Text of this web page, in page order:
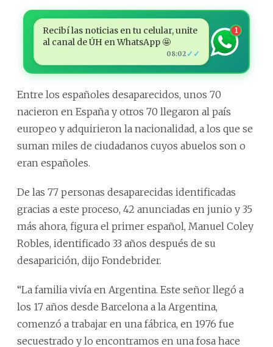
Recibí las noticias en tu celular, unite
al canal de ÚH en WhatsApp 🤩
08:02 ✓✓
1
Entre los españoles desaparecidos, unos 70
nacieron en España y otros 70 llegaron al país
europeo y adquirieron la nacionalidad, a los que se
suman miles de ciudadanos cuyos abuelos son o
eran españoles.
De las 77 personas desaparecidas identificadas
gracias a este proceso, 42 anunciadas en junio y 35
más ahora, figura el primer español, Manuel Coley
Robles, identificado 33 años después de su
desaparición, dijo Fondebrider.
“La familia vivía en Argentina. Este señor llegó a
los 17 años desde Barcelona a la Argentina,
comenzó a trabajar en una fábrica, en 1976 fue
secuestrado y lo encontramos en una fosa hace